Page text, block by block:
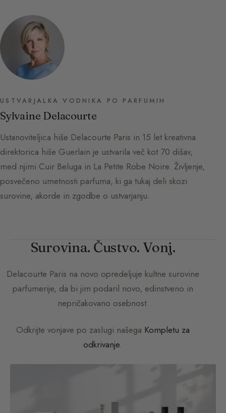
USTVARJALKA VODNIKA PO PARFUMIH
Sylvaine Delacourte
Ustanoviteljica hiše Delacourte Paris in 15 let kreativna
direktorica hiše Guerlain je ustvarila več kot 70 dišav,
med njimi Cuir Beluga in La Petite Robe Noire. Življenje,
posvečeno umetnosti parfuma, ki ga tukaj deli skozi
surovine, akorde in zgodbe o ustvarjanju.
Surovina. Čustvo. Vonj.
Delacourte Paris na novo opredeljuje kultne surovine
parfumerije, da bi jim podaril novo, edinstveno in
nepričakovano osebnost.
Odkrijte vonjave po zaslugi našega Kompletu za
odkrivanje.